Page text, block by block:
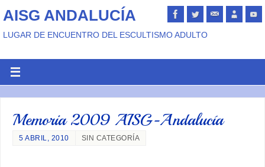
AISG ANDALUCÍA
LUGAR DE ENCUENTRO DEL ESCULTISMO ADULTO
Memoria 2009 AISG-Andalucía
5 ABRIL, 2010 SIN CATEGORÍA